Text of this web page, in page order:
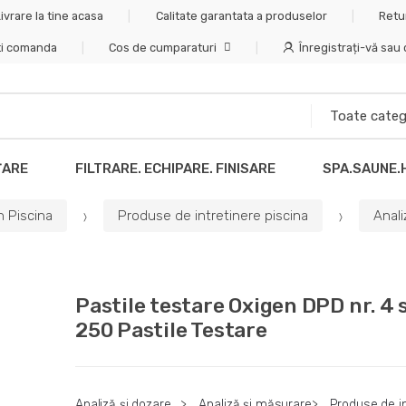
la tine acasa Calitate garantata a produselor
comanda Cos de cumparaturi Înregistrați-vă sau
FILTRARE. ECHIPARE. FINISARE
Piscina Produse de intretinere piscina
Pastile testare Oxigen DPD nr. 4
250 Pastile Testare